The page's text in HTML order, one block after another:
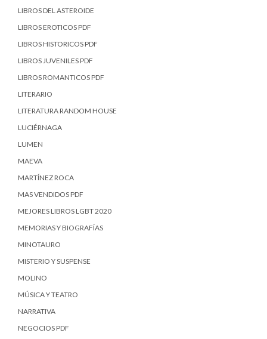
LIBROS DEL ASTEROIDE
LIBROS EROTICOS PDF
LIBROS HISTORICOS PDF
LIBROS JUVENILES PDF
LIBROS ROMANTICOS PDF
LITERARIO
LITERATURA RANDOM HOUSE
LUCIÉRNAGA
LUMEN
MAEVA
MARTÍNEZ ROCA
MAS VENDIDOS PDF
MEJORES LIBROS LGBT 2020
MEMORIAS Y BIOGRAFÍAS
MINOTAURO
MISTERIO Y SUSPENSE
MOLINO
MÚSICA Y TEATRO
NARRATIVA
NEGOCIOS PDF